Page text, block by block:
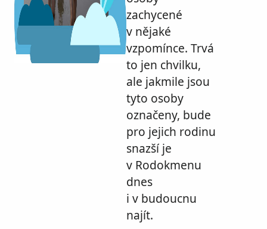
zachycené
v nějaké
vzpomínce. Trvá
to jen chvilku,
ale jakmile jsou
tyto osoby
označeny, bude
pro jejich rodinu
snazší je
v Rodokmenu
dnes
i v budoucnu
najít.